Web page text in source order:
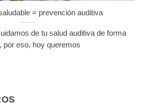
= prevención auditiva
de tu salud auditiva de forma
por eso, hoy queremos